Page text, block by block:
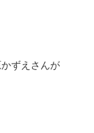
ずえさんが